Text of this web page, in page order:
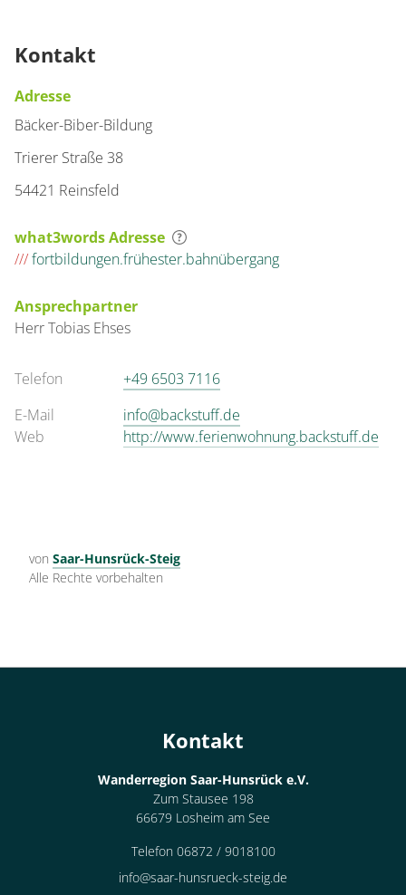
Kontakt
Adresse
Bäcker-Biber-Bildung
Trierer Straße 38
54421 Reinsfeld
what3words Adresse
///fortbildungen.frühester.bahnübergang
Ansprechpartner
HerrTobias Ehses
Telefon
+49 6503 7116
E-Mail
info@backstuff.de
Web
http://www.ferienwohnung.backstuff.de
von Saar-Hunsrück-Steig
Alle Rechte vorbehalten
Kontakt
Wanderregion Saar-Hunsrück e.V.
Zum Stausee 198
66679 Losheim am See
Telefon 06872 / 9018100
info@saar-hunsrueck-steig.de